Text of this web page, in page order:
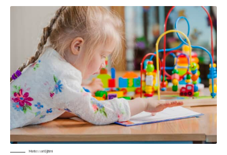
Montessori Eğitimi